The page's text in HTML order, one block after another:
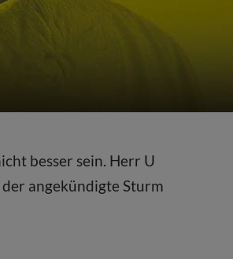
besser sein. Herr U
angekündigte Sturm